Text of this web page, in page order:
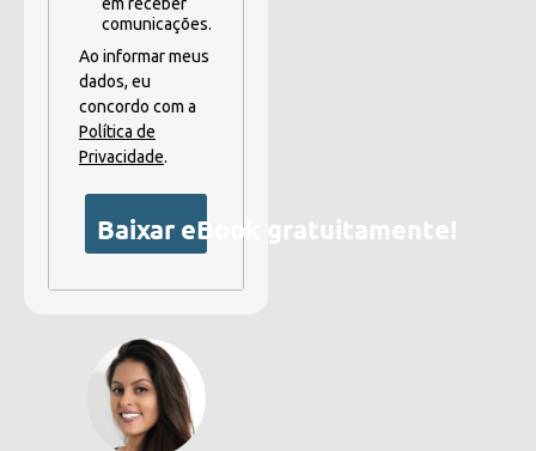
comunicações.
Ao informar meus
dados, eu
concordo com a
Política de
Privacidade.
Baixar eBook gratuitamente!